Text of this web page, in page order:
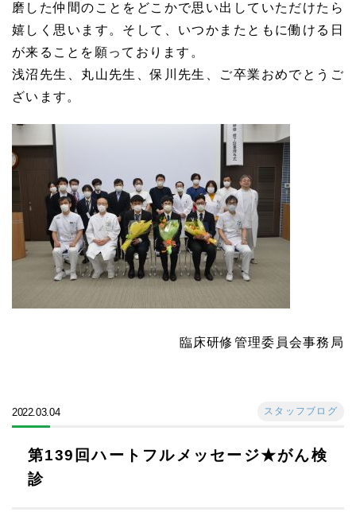
磨した仲間のことをどこかで思い出していただけたら
嬉しく思います。そして、いつかまたともに働ける日
が来ることを願っております。
浅沼先生、丸山先生、保川先生、ご卒業おめでとうご
ざいます。
臨床研修管理委員会事務局
2022.03.04 スタッフブログ
第139回ハートフルメッセージ★がん検
診